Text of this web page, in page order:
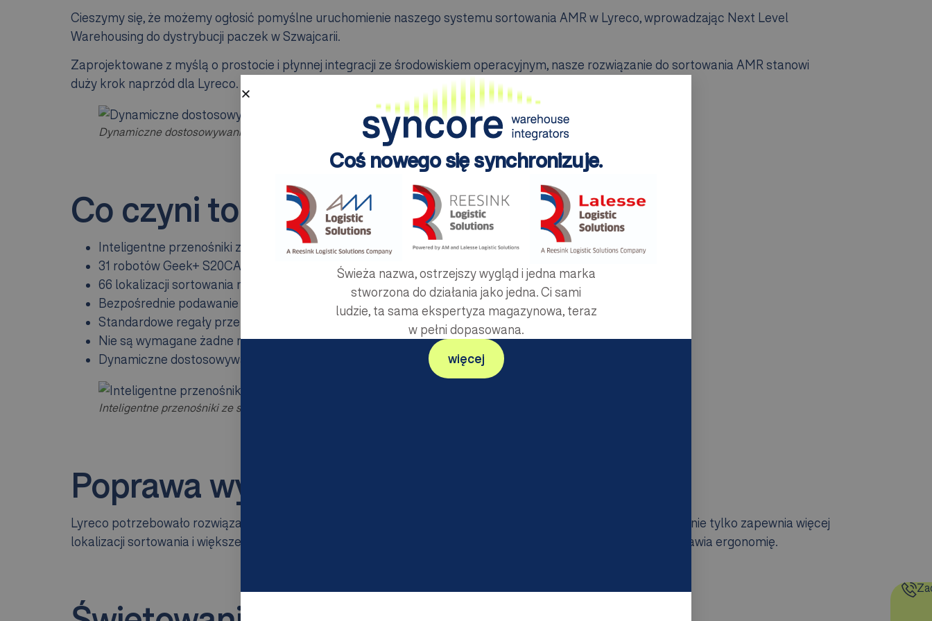
Cieszymy się, że możemy ogłosić pomyślne uruchomienie naszego systemu sortowania AMR w Lyreco, wprowadzając Next Level
Warehousing do dystrybucji paczek w Szwajcarii.
Zaprojektowane z myślą o prostocie i płynnej integracji ze środowiskiem operacyjnym, nasze rozwiązanie do sortowania AMR stanowi
duży krok naprzód dla Lyreco.
Dynamiczne dostosowywanie trasy dla maksymalnej wydajności
Co czyni to rozwiązanie wyjątkowym?
Inteligentne przenośniki z zaawansowanym skanowaniem i ważeniem
31 robotów Geek+ S20CA, sortujących do 1200 paczek na godzinę
66 lokalizacji sortowania na dwóch poziomach dla zoptymalizowanego przepływu
Bezpośrednie podawanie wstępnie zapakowanych paczek na przenośnik
Standardowe regały przepływowe z powiadomieniami o zapełnieniu pasa ruchu w czasie rzeczywistym
Nie są wymagane żadne modyfikacje istniejącego systemu WMS, co zapewnia płynne wdrożenie.
Dynamiczne dostosowywanie trasy, zapewniające maksymalną elastyczność i wydajność.
Inteligentne przenośniki ze skanowaniem i ważeniem
Poprawa wydajności dystrybucji
Lyreco potrzebowało rozwiązania do obsługi drobniejszych wymagań dystrybucyjnych w Szwajcarii. System ten nie tylko zapewnia więcej
lokalizacji sortowania i większe bufory, ale także zmniejsza obciążenie pracą, minimalizuje błędy i znacznie poprawia ergonomię.
Coś nowego się synchronizuje.
Świeża nazwa, ostrzejszy wygląd i jedna marka
stworzona do działania jako jedna. Ci sami
ludzie, ta sama ekspertyza magazynowa, teraz
w pełni dopasowana.
więcej